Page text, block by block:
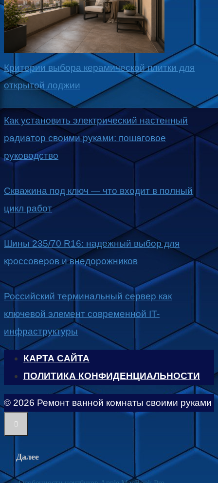
Критерии выбора керамической плитки для
открытой лоджии
Как установить электрический настенный
радиатор своими руками: пошаговое
руководство
Скважина под ключ — что входит в полный
цикл работ
Шины 235/70 R16: надежный выбор для
кроссоверов и внедорожников
Российский терминальный сервер как
ключевой элемент современной IT-
инфраструктуры
КАРТА САЙТА
ПОЛИТИКА КОНФИДЕНЦИАЛЬНОСТИ
© 2026 Ремонт ванной комнаты своими руками
Далее